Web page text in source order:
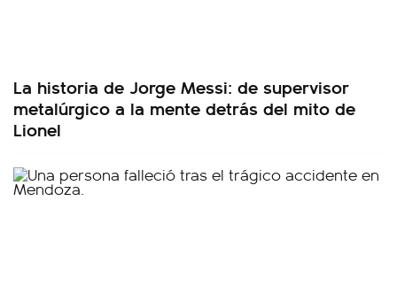
La historia de Jorge Messi: de supervisor
metalúrgico a la mente detrás del mito de
Lionel